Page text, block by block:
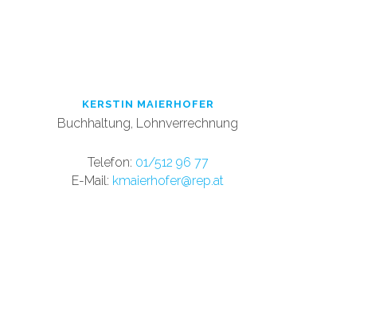
KERSTIN MAIERHOFER
Buchhaltung, Lohnverrechnung
Telefon: 01/512 96 77
E-Mail: kmaierhofer@rep.at